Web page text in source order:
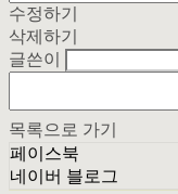
수정하기
삭제하기
글쓴이
목록으로 가기
페이스북
네이버 블로그